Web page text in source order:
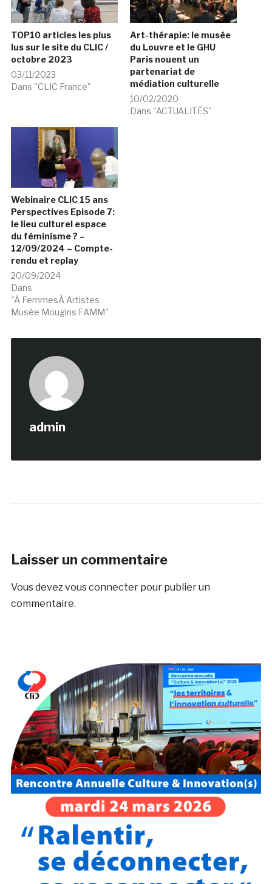
TOP10 articles les plus
lus sur le site du CLIC /
octobre 2023
03/11/2023
Dans "CLIC France"
Art-thérapie: le musée
du Louvre et le GHU
Paris nouent un
partenariat de
médiation culturelle
10/02/2020
Dans "ACTUALITÉS"
Webinaire CLIC 15 ans
Perspectives Episode 7:
le lieu culturel espace
du féminisme ? –
12/09/2024 – Compte-
rendu et replay
20/09/2024
Dans
"Â FemmesÂ Artistes
Musée Mougins FAMM"
admin
Laisser un commentaire
Vous devezvous connecterpour publier un
commentaire.